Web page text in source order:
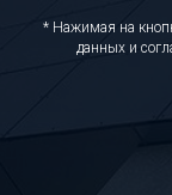
* Нажимая на
данных и